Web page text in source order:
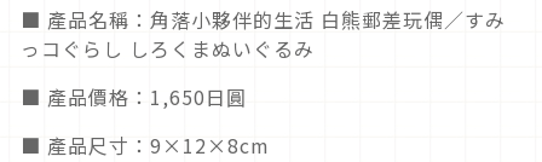
■ 產品名稱：角落小夥伴的生活 白熊郵差玩偶／すみ
っコぐらし しろくまぬいぐるみ
■ 產品價格：1,650日圓
■ 產品尺寸：9×12×8cm